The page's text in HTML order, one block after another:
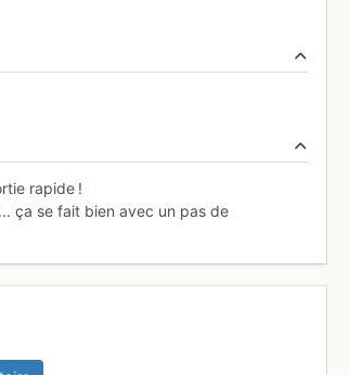
rapide !
ça se fait bien avec un pas de